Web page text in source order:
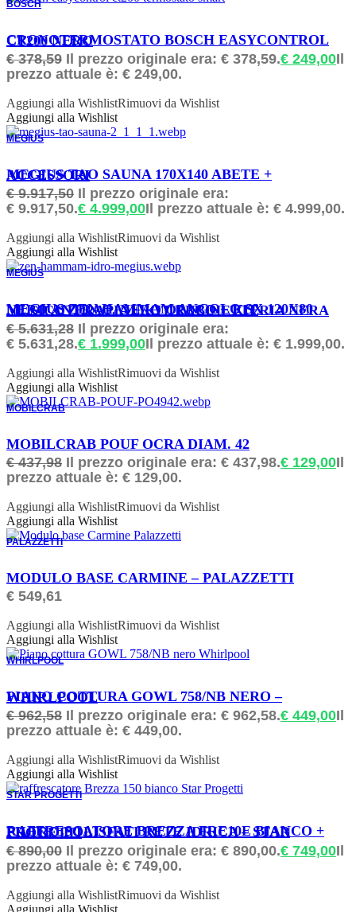
BOSCH
ORDINABILE
CRONOTERMOSTATO BOSCH EASYCONTROL CT200 NERO
€378,59 Il prezzo originale era: € 378,59.€ 249,00Il
prezzo attuale è: € 249,00.
Aggiungi alla WishlistRimuovi da Wishlist
Aggiungi alla Wishlist
MEGIUS
ORDINABILE
MEGIUS TAO SAUNA 170X140 ABETE + ACCESSORI
€9.917,50 Il prezzo originale era:
€ 9.917,50.€ 4.999,00Il prezzo attuale è: € 4.999,00.
Aggiungi alla WishlistRimuovi da Wishlist
Aggiungi alla Wishlist
MEGIUS
ORDINABILE
MEGIUS ZEN HAMMAM ANGOLO SX 120X80 NERO ANTRAC. NERO OPACO + KIT MUSICOTERAPIA + KIT RUBINETTERIA NERA
€5.631,28 Il prezzo originale era:
€ 5.631,28.€ 1.999,00Il prezzo attuale è: € 1.999,00.
Aggiungi alla WishlistRimuovi da Wishlist
Aggiungi alla Wishlist
MOBILCRAB
ORDINABILE
MOBILCRAB POUF OCRA DIAM. 42
€437,98 Il prezzo originale era: € 437,98.€ 129,00Il
prezzo attuale è: € 129,00.
Aggiungi alla WishlistRimuovi da Wishlist
Aggiungi alla Wishlist
PALAZZETTI
ORDINABILE
MODULO BASE CARMINE – PALAZZETTI
€ 549,61
Aggiungi alla WishlistRimuovi da Wishlist
Aggiungi alla Wishlist
WHIRLPOOL
ORDINABILE
PIANO COTTURA GOWL 758/NB NERO – WHIRLPOOL
€962,58 Il prezzo originale era: € 962,58.€ 449,00Il
prezzo attuale è: € 449,00.
Aggiungi alla WishlistRimuovi da Wishlist
Aggiungi alla Wishlist
STAR PROGETTI
ORDINABILE
RAFFRESCATORE BREZZA FRE10E BIANCO + FILTRO POLISFATI RETE IDRICA – STAR PROGETTI
€890,00 Il prezzo originale era: € 890,00.€ 749,00Il
prezzo attuale è: € 749,00.
Aggiungi alla WishlistRimuovi da Wishlist
Aggiungi alla Wishlist